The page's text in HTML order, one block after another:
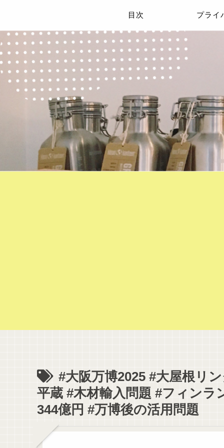
目次 プライ
#大阪万博2025 #大屋根リ
平蔵 #木材輸入問題 #フィンラ
344億円 #万博後の活用問題